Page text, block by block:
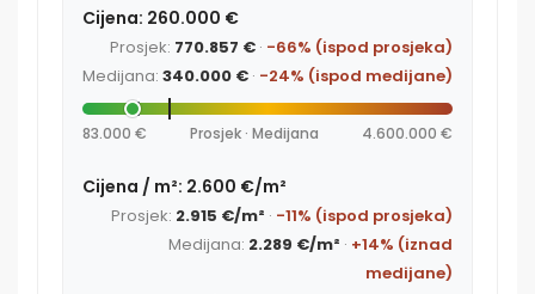
Cijena: 260.000 €
Prosjek: 770.857 € · -66% (ispod prosjeka)
Medijana: 340.000 € · -24% (ispod medijane)
83.000 € Prosjek · Medijana 4.600.000 €
Cijena / m²: 2.600 €/m²
Prosjek: 2.915 €/m² · -11% (ispod prosjeka)
Medijana: 2.289 €/m² · +14% (iznad
medijane)